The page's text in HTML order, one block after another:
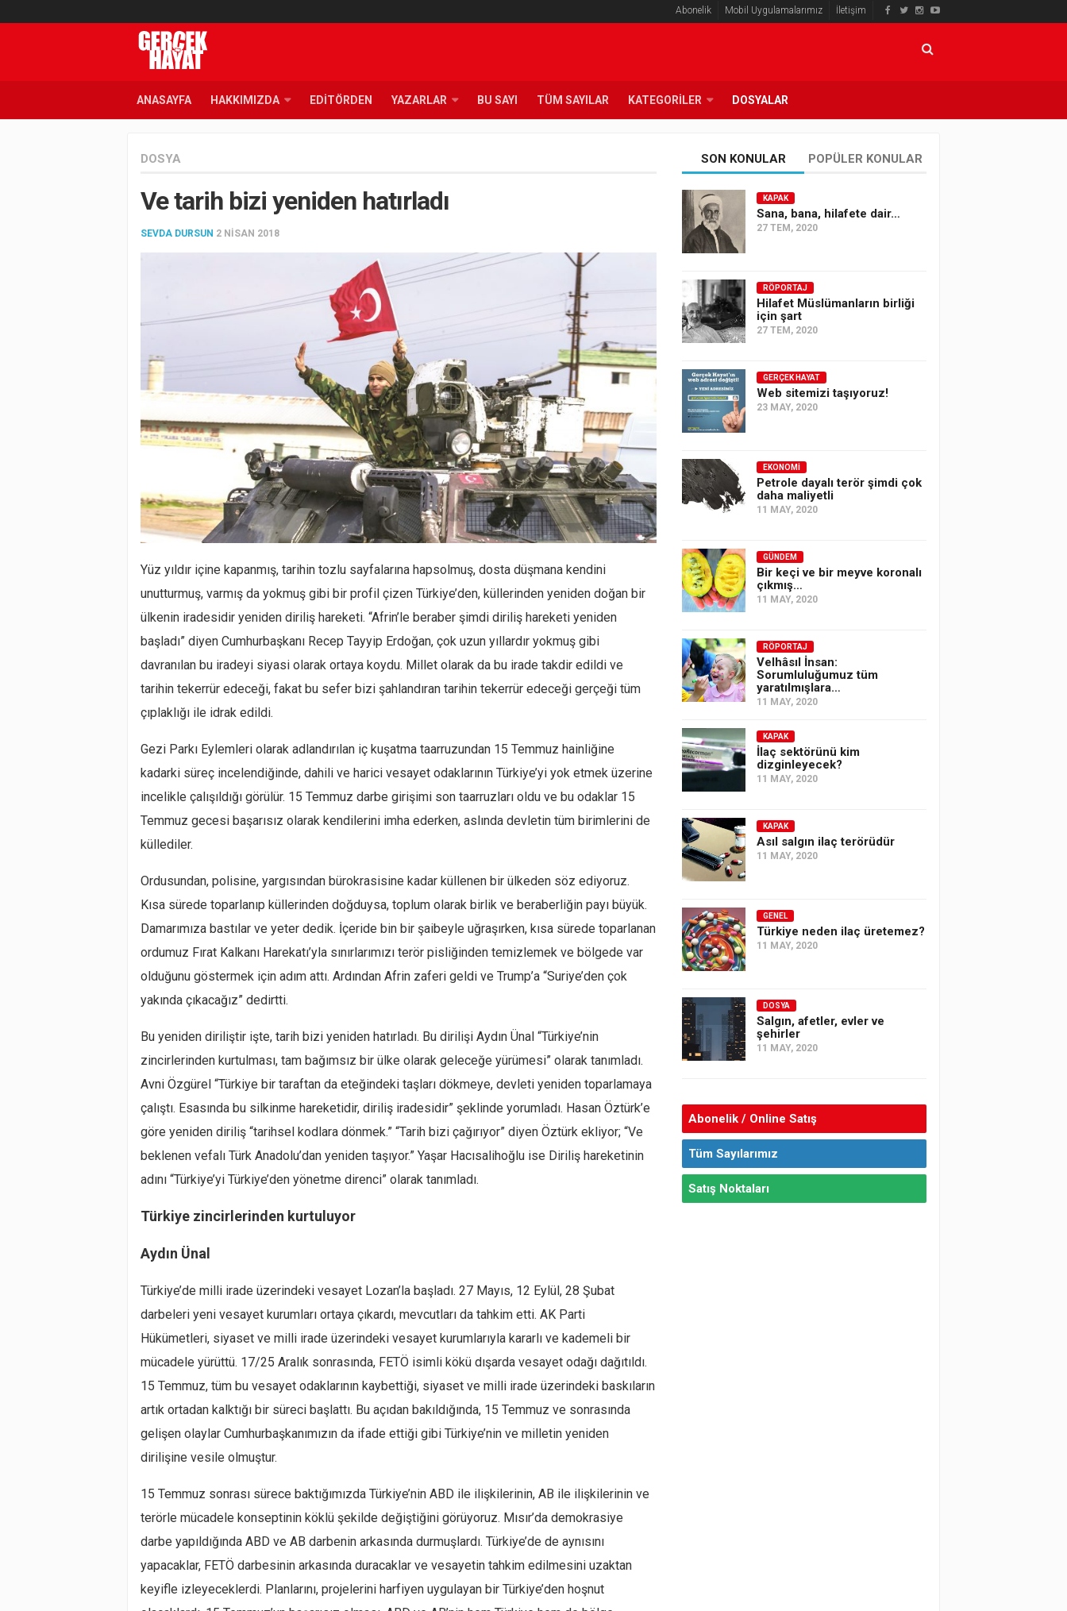
Abonelik Mobil Uygulamalarımız İletişim
ANASAYFA HAKKIMIZDA EDITÖRDEN YAZARLAR BU SAYI TÜM SAYILAR KATEGORILER DOSYALAR
DOSYA
Ve tarih bizi yeniden hatırladı
SEVDA DURSUN 2 NISAN 2018
Yüz yıldır içine kapanmış, tarihin tozlu sayfalarına hapsolmuş, dosta düşmana kendini
unutturmuş, varmış da yokmuş gibi bir profil çizen Türkiye’den, küllerinden yeniden doğan bir
ülkenin iradesidir yeniden diriliş hareketi. “Afrin’le beraber şimdi diriliş hareketi yeniden
başladı” diyen Cumhurbaşkanı Recep Tayyip Erdoğan, çok uzun yıllardır yokmuş gibi
davranılan bu iradeyi siyasi olarak ortaya koydu. Millet olarak da bu irade takdir edildi ve
tarihin tekerrür edeceği, fakat bu sefer bizi şahlandıran tarihin tekerrür edeceği gerçeği tüm
çıplaklığı ile idrak edildi.
Gezi Parkı Eylemleri olarak adlandırılan iç kuşatma taarruzundan 15 Temmuz hainliğine
kadarki süreç incelendiğinde, dahili ve harici vesayet odaklarının Türkiye’yi yok etmek üzerine
incelikle çalışıldığı görülür. 15 Temmuz darbe girişimi son taarruzları oldu ve bu odaklar 15
Temmuz gecesi başarısız olarak kendilerini imha ederken, aslında devletin tüm birimlerini de
küllediler.
Ordusundan, polisine, yargısından bürokrasisine kadar küllenen bir ülkeden söz ediyoruz.
Kısa sürede toparlanıp küllerinden doğduysa, toplum olarak birlik ve beraberliğin payı büyük.
Damarımıza bastılar ve yeter dedik. İçeride bin bir şaibeyle uğraşırken, kısa sürede toparlanan
ordumuz Fırat Kalkanı Harekatı’yla sınırlarımızı terör pisliğinden temizlemek ve bölgede var
olduğunu göstermek için adım attı. Ardından Afrin zaferi geldi ve Trump’a “Suriye’den çok
yakında çıkacağız” dedirtti.
Bu yeniden diriliştir işte, tarih bizi yeniden hatırladı. Bu dirilişi Aydın Ünal “Türkiye’nin
zincirlerinden kurtulması, tam bağımsız bir ülke olarak geleceğe yürümesi” olarak tanımladı.
Avni Özgürel “Türkiye bir taraftan da eteğindeki taşları dökmeye, devleti yeniden toparlamaya
çalıştı. Esasında bu silkinme hareketidir, diriliş iradesidir” şeklinde yorumladı. Hasan Öztürk’e
göre yeniden diriliş “tarihsel kodlara dönmek.” “Tarih bizi çağırıyor” diyen Öztürk ekliyor; “Ve
beklenen vefalı Türk Anadolu’dan yeniden taşıyor.” Yaşar Hacısalihoğlu ise Diriliş hareketinin
adını “Türkiye’yi Türkiye’den yönetme direnci” olarak tanımladı.
Türkiye zincirlerinden kurtuluyor
Aydın Ünal
Türkiye’de milli irade üzerindeki vesayet Lozan’la başladı. 27 Mayıs, 12 Eylül, 28 Şubat
darbeleri yeni vesayet kurumları ortaya çıkardı, mevcutları da tahkim etti. AK Parti
Hükümetleri, siyaset ve milli irade üzerindeki vesayet kurumlarıyla kararlı ve kademeli bir
mücadele yürüttü. 17/25 Aralık sonrasında, FETÖ isimli kökü dışarda vesayet odağı dağıtıldı.
15 Temmuz, tüm bu vesayet odaklarının kaybettiği, siyaset ve milli irade üzerindeki baskıların
artık ortadan kalktığı bir süreci başlattı. Bu açıdan bakıldığında, 15 Temmuz ve sonrasında
gelişen olaylar Cumhurbaşkanımızın da ifade ettiği gibi Türkiye’nin ve milletin yeniden
dirilişine vesile olmuştur.
15 Temmuz sonrası sürece baktığımızda Türkiye’nin ABD ile ilişkilerinin, AB ile ilişkilerinin ve
terörle mücadele konseptinin köklü şekilde değiştiğini görüyoruz. Mısır’da demokrasiye
darbe yapıldığında ABD ve AB darbenin arkasında durmuşlardı. Türkiye’de de aynısını
yapacaklar, FETÖ darbesinin arkasında duracaklar ve vesayetin tahkim edilmesini uzaktan
keyifle izleyeceklerdi. Planlarını, projelerini harfiyen uygulayan bir Türkiye’den hoşnut
SON KONULAR POPÜLER KONULAR
KAPAK
Sana, bana, hilafete dair…
27 TEM, 2020
RÖPORTAJ
Hilafet Müslümanların birliği
için şart
27 TEM, 2020
GERÇEK HAYAT
Web sitemizi taşıyoruz!
23 MAY, 2020
EKONOMI
Petrole dayalı terör şimdi çok
daha maliyetli
11 MAY, 2020
GÜNDEM
Bir keçi ve bir meyve koronalı
çıkmış…
11 MAY, 2020
RÖPORTAJ
Velhâsıl İnsan:
Sorumluluğumuz tüm
yaratılmışlara…
11 MAY, 2020
KAPAK
İlaç sektörünü kim
dizginleyecek?
11 MAY, 2020
KAPAK
Asıl salgın ilaç terörüdür
11 MAY, 2020
GENEL
Türkiye neden ilaç üretemez?
11 MAY, 2020
DOSYA
Salgın, afetler, evler ve
şehirler
11 MAY, 2020
Abonelik / Online Satış
Tüm Sayılarımız
Satış Noktaları